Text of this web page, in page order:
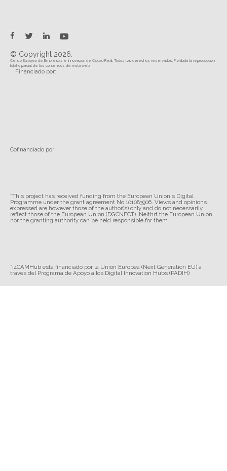
facebook
twitterlinkedinyoutube
© Copyright 2026.
Centro Europeo de Empresas e Innovación de Ciudad Real. Todos los derechos reservados. Prohibida la reproducción
total o parcial de los contenidos de esta web.
Financiado por:
Cofinanciado por:
*This project has received funding from the European Union's Digital
Programme under the grant agreement No 101083906. Views and opinions
expressed are however those of the author(s) only and do not necessarily
reflect those of the European Union (DGCNECT). Neithrt the European Union
nor the granting authority can be held responsible for them.
*i4CAMHub está financiado por la Unión Europea (Next Generation EU) a
través del Programa de Apoyo a los Digital Innovation Hubs (PADIH)